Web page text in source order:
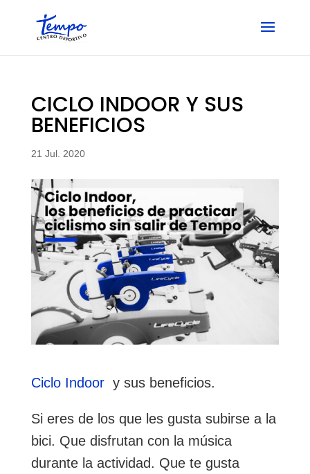
content
CICLO INDOOR Y SUS
BENEFICIOS
21 Jul. 2020
Ciclo Indoory sus beneficios.
Si eres de los que les gusta subirse a la
bici. Que disfrutan con la música
durante la actividad. Que te gusta